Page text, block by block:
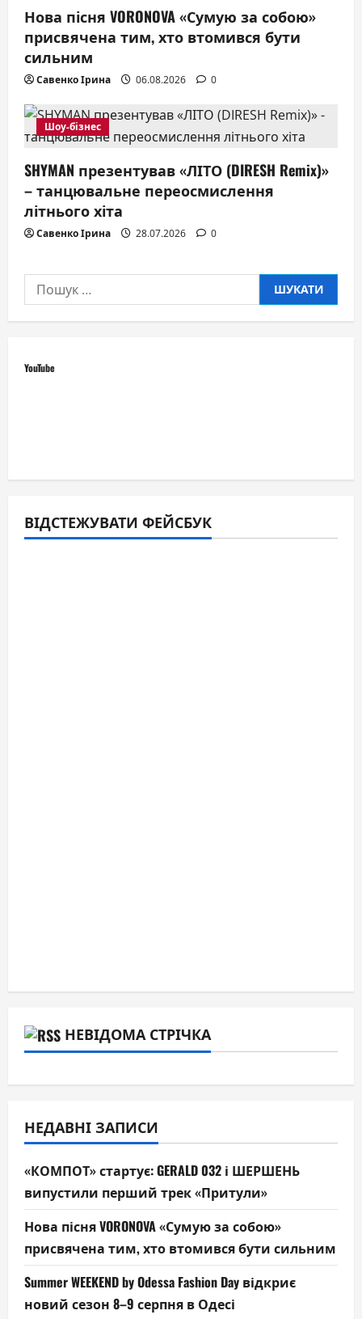
Нова пісня VORONOVA «Сумую за собою»
присвячена тим, хто втомився бути
сильним
Савенко Ірина 06.08.2026 0
Шоу-бізнес
SHYMAN презентував «ЛІТО (DIRESH Remix)»
– танцювальне переосмислення
літнього хіта
Савенко Ірина 28.07.2026 0
Пошук:
YouTube
ВІДСТЕЖУВАТИ ФЕЙСБУК
НЕВІДОМА СТРІЧКА
НЕДАВНІ ЗАПИСИ
«КОМПОТ» стартує: GERALD 032 і ШЕРШЕНЬ
випустили перший трек «Притули»
Нова пісня VORONOVA «Сумую за собою»
присвячена тим, хто втомився бути сильним
Summer WEEKEND by Odessa Fashion Day відкриє
новий сезон 8–9 серпня в Одесі